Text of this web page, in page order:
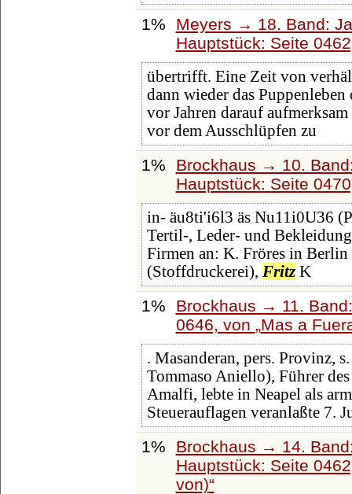
1%
Meyers → 18. Band:
Hauptstück: Seite
übertrifft. Eine Zeit von
dann wieder das
vor Jahren darauf
vor dem Ausschlüpfen zu
1%
Brockhaus → 10.
Hauptstück: Seite
in- äu8ti'i6l3 äs Nu11i0U36
Tertil-, Leder- und
Firmen an: K. Fröres in
(Stoffdruckerei), FritzK
1%
Brockhaus → 11.
0646, von Mas a
. Masanderan, pers. Provinz,
Tommaso Aniello), Führer
Amalfi, lebte in Neapel als
Steuerauflagen veranlaßte 7.
1%
Brockhaus → 14.
Hauptstück: Seite
von)